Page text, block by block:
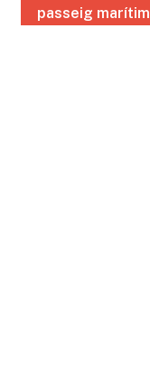
passeig marítim